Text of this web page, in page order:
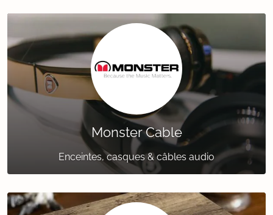
Monster Cable
Enceintes, casques & câbles audio